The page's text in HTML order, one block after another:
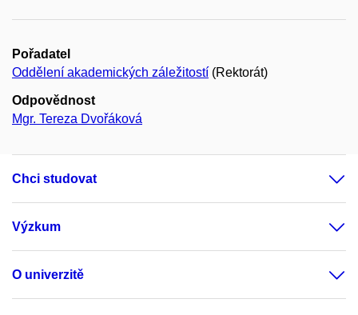
Pořadatel
Oddělení akademických záležitostí (Rektorát)
Odpovědnost
Mgr. Tereza Dvořáková
Chci studovat
Výzkum
O univerzitě